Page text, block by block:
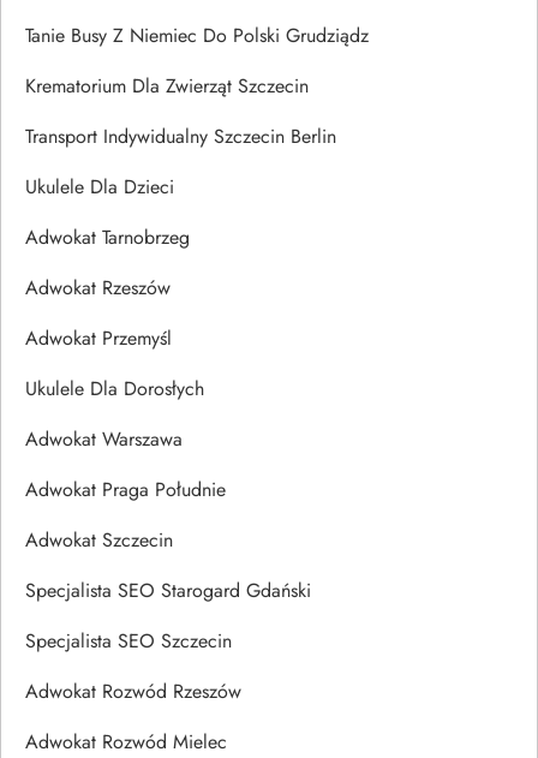
Tanie Busy Z Niemiec Do Polski Grudziądz
Krematorium Dla Zwierząt Szczecin
Transport Indywidualny Szczecin Berlin
Ukulele Dla Dzieci
Adwokat Tarnobrzeg
Adwokat Rzeszów
Adwokat Przemyśl
Ukulele Dla Dorosłych
Adwokat Warszawa
Adwokat Praga Południe
Adwokat Szczecin
Specjalista SEO Starogard Gdański
Specjalista SEO Szczecin
Adwokat Rozwód Rzeszów
Adwokat Rozwód Mielec